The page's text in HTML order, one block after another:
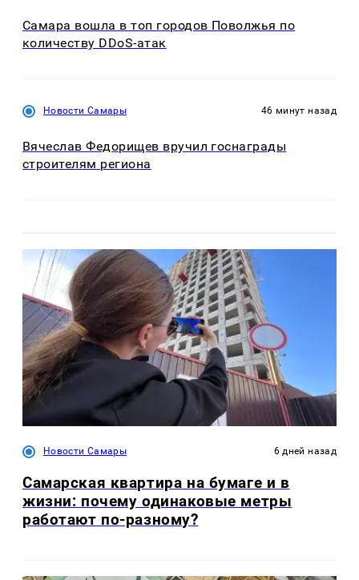
Самара вошла в топ городов Поволжья по
количеству DDoS-атак
Новости Самары 46 минут назад
Вячеслав Федорищев вручил госнаграды
строителям региона
Новости Самары 6 дней назад
Самарская квартира на бумаге и в
жизни: почему одинаковые метры
работают по-разному?